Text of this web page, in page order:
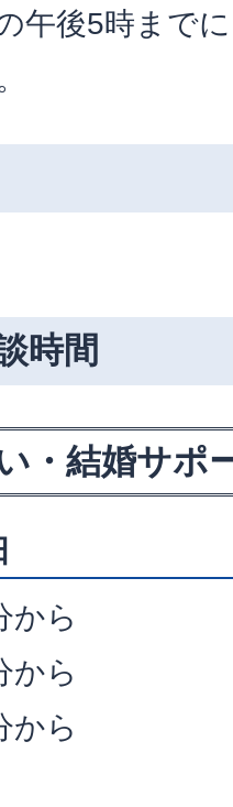
午後5時まで
時間
・結婚サポ
から
から
から